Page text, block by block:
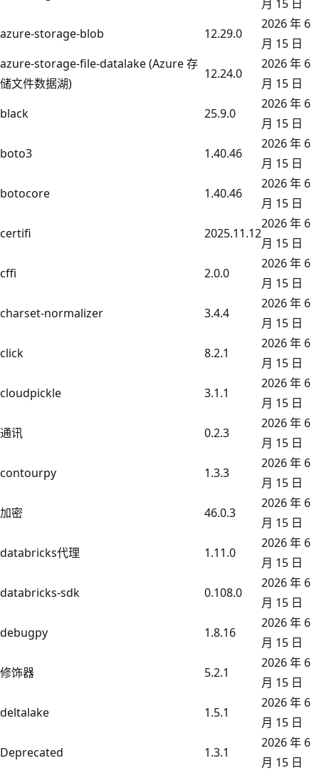
月 15 日
azure-storage-blob
12.29.0
2026 年 6
月 15 日
azure-storage-file-datalake (Azure 存
储文件数据湖)
12.24.0
2026 年 6
月 15 日
black
25.9.0
2026 年 6
月 15 日
boto3
1.40.46
2026 年 6
月 15 日
botocore
1.40.46
2026 年 6
月 15 日
certifi
2025.11.12
2026 年 6
月 15 日
cffi
2.0.0
2026 年 6
月 15 日
charset-normalizer
3.4.4
2026 年 6
月 15 日
click
8.2.1
2026 年 6
月 15 日
cloudpickle
3.1.1
2026 年 6
月 15 日
通讯
0.2.3
2026 年 6
月 15 日
contourpy
1.3.3
2026 年 6
月 15 日
加密
46.0.3
2026 年 6
月 15 日
databricks代理
1.11.0
2026 年 6
月 15 日
databricks-sdk
0.108.0
2026 年 6
月 15 日
debugpy
1.8.16
2026 年 6
月 15 日
修饰器
5.2.1
2026 年 6
月 15 日
deltalake
1.5.1
2026 年 6
月 15 日
Deprecated
1.3.1
2026 年 6
月 15 日